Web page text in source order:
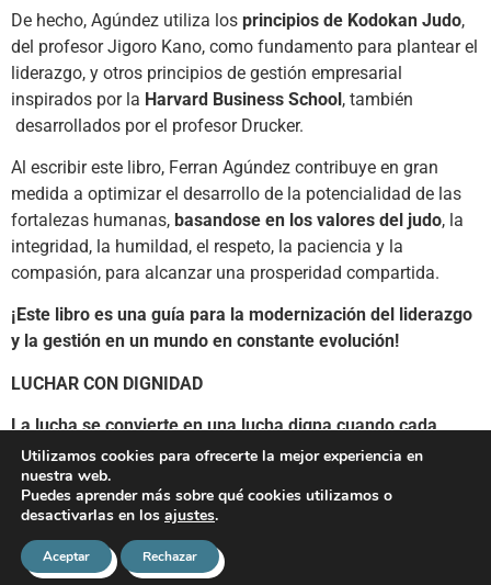
De hecho, Agúndez utiliza los principios de Kodokan Judo,
del profesor Jigoro Kano, como fundamento para plantear el
liderazgo, y otros principios de gestión empresarial
inspirados por la Harvard Business School, también
desarrollados por el profesor Drucker.
Al escribir este libro, Ferran Agúndez contribuye en gran
medida a optimizar el desarrollo de la potencialidad de las
fortalezas humanas, basandose en los valores del judo, la
integridad, la humildad, el respeto, la paciencia y la
compasión, para alcanzar una prosperidad compartida.
¡Este libro es una guía para la modernización del liderazgo
y la gestión en un mundo en constante evolución!
LUCHAR CON DIGNIDAD
La lucha se convierte en una lucha digna cuando cada
individuo tiene siempre en cuenta cuál es el mejor objetivo
para el conjunto
mental para alcanzar este objetivo y cuando todo el mundo
es consciente de que su propio equilibrio y armonía también
es de utilidad para el conjunto de la sociedad.
Utilizamos cookies para ofrecerte la mejor experiencia en
nuestra web.
Puedes aprender más sobre qué cookies utilizamos o
desactivarlas en los ajustes.
Aceptar Rechazar